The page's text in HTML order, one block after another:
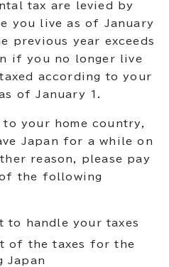
tax are levied by
you live as of January
previous year exceeds
if you no longer live
according to your
of January 1.
your home country,
Japan for a while on
reason, please pay
the following
to handle your taxes
of the taxes for the
Japan